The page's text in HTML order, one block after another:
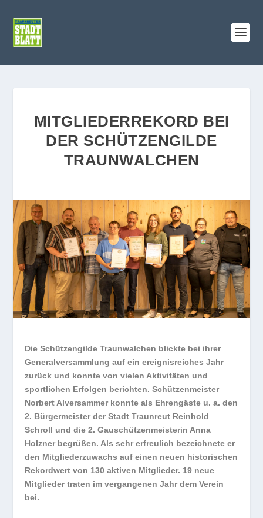
MITGLIEDERREKORD BEI
DER SCHÜTZENGILDE
TRAUNWALCHEN
Die Schützengilde Traunwalchen blickte bei ihrer
Generalversammlung auf ein ereignisreiches Jahr
zurück und konnte von vielen Aktivitäten und
sportlichen Erfolgen berichten. Schützenmeister
Norbert Alversammer konnte als Ehrengäste u. a. den
2. Bürgermeister der Stadt Traunreut Reinhold
Schroll und die 2. Gauschützenmeisterin Anna
Holzner begrüßen. Als sehr erfreulich bezeichnete er
den Mitgliederzuwachs auf einen neuen historischen
Rekordwert von 130 aktiven Mitglieder. 19 neue
Mitglieder traten im vergangenen Jahr dem Verein
bei.